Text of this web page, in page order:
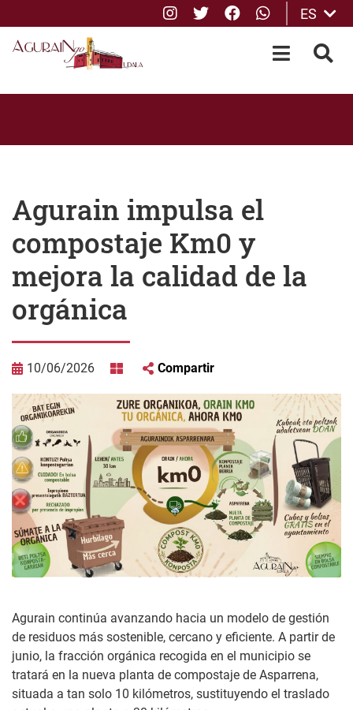
Instagram
TwitterFacebook
whatsApp
ES
OPEN-
Agurain impulsa el
compostaje Km0 y
mejora la calidad de la
orgánica
10/06/2026 Compartir
Agurain continúa avanzando hacia un modelo de gestión
de residuos más sostenible, cercano y eficiente. A partir de
junio, la fracción orgánica recogida en el municipio se
tratará en la nueva planta de compostaje de Asparrena,
situada a tan solo 10 kilómetros, sustituyendo el traslado